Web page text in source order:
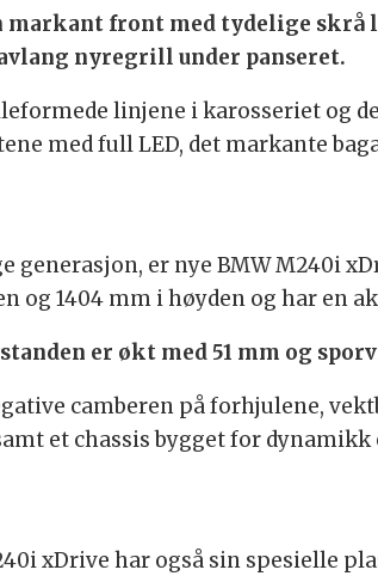
markant front med tydelige
nyregrill under panseret.
linjene i karosseriet og
med full LED, det markante
generasjon, er nye BMW M240i
og 1404 mm i høyden og har en
er økt med 51 mm og
camberen på forhjulene,
et chassis bygget for dynamikk
xDrive har også sin spesielle